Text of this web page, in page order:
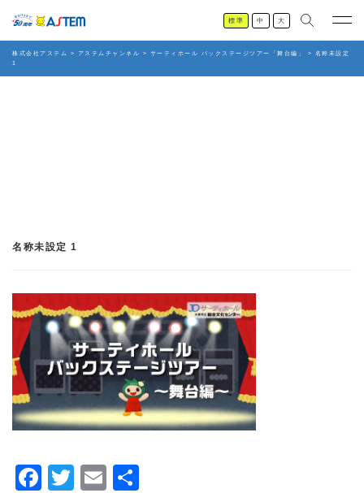
標準 中 大
株式会社アステム > アステムチャンネル > サーティホール バックステージツアー「舞台編」 > 名称未設定
1
名称未設定 1
Facebook
Twitter
Email